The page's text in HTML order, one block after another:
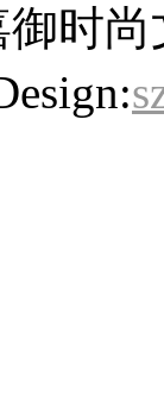
御时